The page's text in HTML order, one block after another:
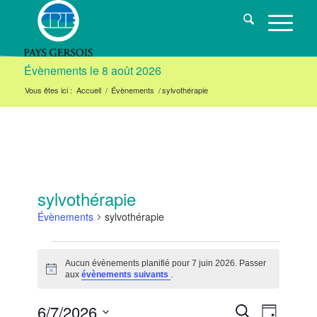
Évènements le 8 août 2026
Vous êtes ici : Accueil / Évènements /sylvothérapie
sylvothérapie
Évènements sylvothérapie
Évènements
for
7
Notice
Aucun évènements planifié pour 7 juin 2026. Passer
aux évènements suivants .
Recherche
6/7/2026